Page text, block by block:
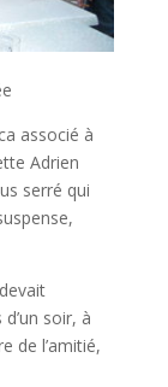
associé à
Adrien
serré qui
soir, à
de l’amitié,